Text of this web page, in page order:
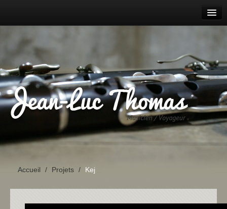
AGENDA
PROJETS
PARCOURS
DISCOGRAPHIE
Accueil / Projets / Kej